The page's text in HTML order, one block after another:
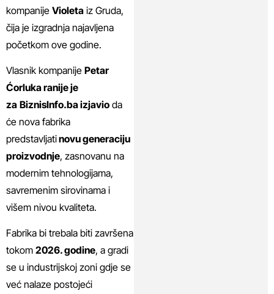
kompanije Violeta iz Gruda,
čija je izgradnja najavljena
početkom ove godine.
Vlasnik kompanije Petar
Ćorluka ranije je
za BiznisInfo.ba izjavio da
će nova fabrika
predstavljatinovu generaciju
proizvodnje, zasnovanu na
modernim tehnologijama,
savremenim sirovinama i
višem nivou kvaliteta.
Fabrika bi trebala biti završena
tokom 2026. godine, a gradi
se u industrijskoj zoni gdje se
već nalaze postojeći